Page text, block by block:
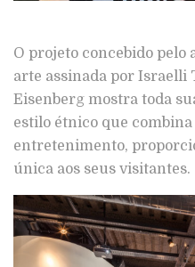
O projeto concebido pelo
arte assinada por Israelli
Eisenberg mostra toda
estilo étnico que
entretenimento,
única aos seus visitantes.